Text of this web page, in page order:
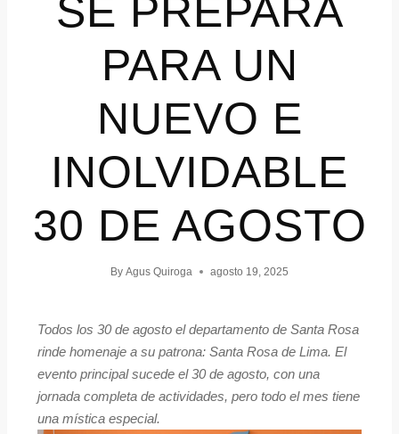
SE PREPARA
PARA UN
NUEVO E
INOLVIDABLE
30 DE AGOSTO
By Agus Quiroga agosto 19, 2025
Todos los 30 de agosto el departamento de Santa Rosa
rinde homenaje a su patrona: Santa Rosa de Lima. El
evento principal sucede el 30 de agosto, con una
jornada completa de actividades, pero todo el mes tiene
una mística especial.